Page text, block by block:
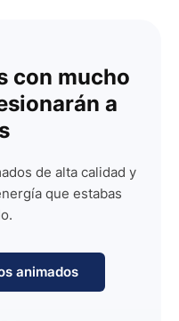
con mucho
a
de alta calidad y
que estabas
animados